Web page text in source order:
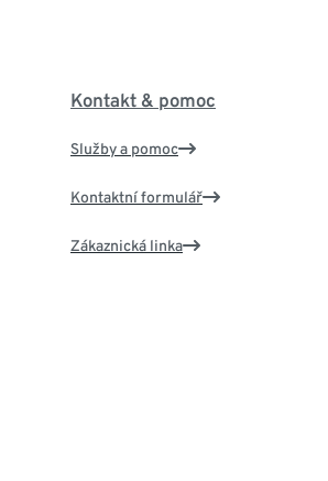
Kontakt & pomoc
Služby a pomoc
Kontaktní formulář
Zákaznická linka